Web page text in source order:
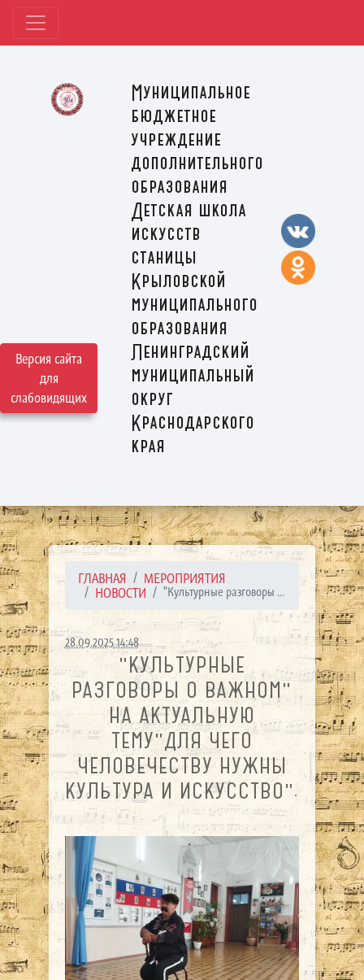
Версия сайта
для
слабовидящих
Муниципальное
бюджетное
учреждение
дополнительного
образования
Детская школа
искусств
станицы
Крыловской
муниципального
образования
Ленинградский
муниципальный
округ
Краснодарского
края
ГЛАВНАЯ
МЕРОПРИЯТИЯ
НОВОСТИ
"Культурные разговоры ...
28.09.2025 14:48
"КУЛЬТУРНЫЕ
РАЗГОВОРЫ О ВАЖНОМ"
НА АКТУАЛЬНУЮ
ТЕМУ"ДЛЯ ЧЕГО
ЧЕЛОВЕЧЕСТВУ НУЖНЫ
КУЛЬТУРА И ИСКУССТВО".